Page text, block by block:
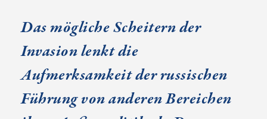
Das mögliche Scheitern der
Invasion lenkt die
Aufmerksamkeit der russischen
Führung von anderen Bereichen